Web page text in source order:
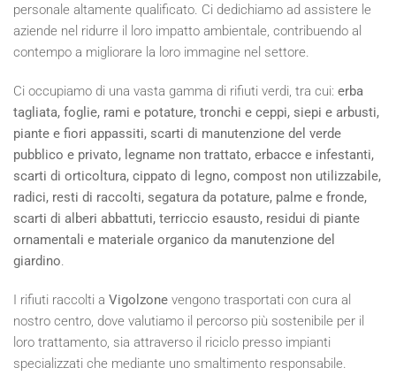
personale altamente qualificato. Ci dedichiamo ad assistere le
aziende nel ridurre il loro impatto ambientale, contribuendo al
contempo a migliorare la loro immagine nel settore.
Ci occupiamo di una vasta gamma di rifiuti verdi, tra cui: erba
tagliata, foglie, rami e potature, tronchi e ceppi, siepi e arbusti,
piante e fiori appassiti, scarti di manutenzione del verde
pubblico e privato, legname non trattato, erbacce e infestanti,
scarti di orticoltura, cippato di legno, compost non utilizzabile,
radici, resti di raccolti, segatura da potature, palme e fronde,
scarti di alberi abbattuti, terriccio esausto, residui di piante
ornamentali e materiale organico da manutenzione del
giardino.
I rifiuti raccolti a Vigolzone vengono trasportati con cura al
nostro centro, dove valutiamo il percorso più sostenibile per il
loro trattamento, sia attraverso il riciclo presso impianti
specializzati che mediante uno smaltimento responsabile.